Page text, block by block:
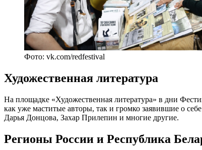
Фото: vk.com/redfestival
Художественная литература
На площадке «Художественная литература» в дни
как уже маститые авторы, так и громко заявившие о
Дарья Донцова, Захар Прилепин и многие другие.
Регионы России и Республика